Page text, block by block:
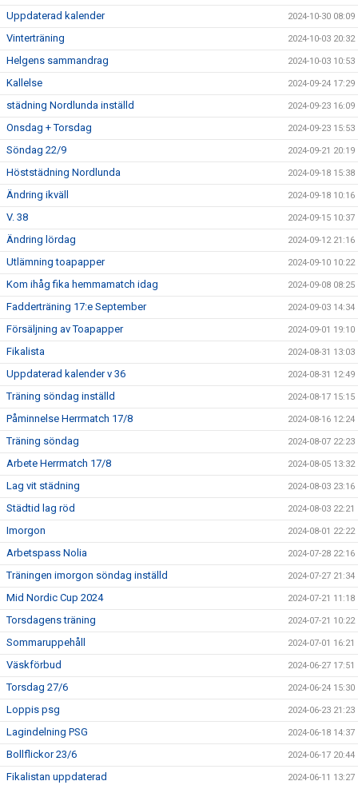
Uppdaterad kalender 2024-10-30 08:09
Vinterträning 2024-10-03 20:32
Helgens sammandrag 2024-10-03 10:53
Kallelse 2024-09-24 17:29
städning Nordlunda inställd 2024-09-23 16:09
Onsdag + Torsdag 2024-09-23 15:53
Söndag 22/9 2024-09-21 20:19
Höststädning Nordlunda 2024-09-18 15:38
Ändring ikväll 2024-09-18 10:16
V. 38 2024-09-15 10:37
Ändring lördag 2024-09-12 21:16
Utlämning toapapper 2024-09-10 10:22
Kom ihåg fika hemmamatch idag 2024-09-08 08:25
Fadderträning 17:e September 2024-09-03 14:34
Försäljning av Toapapper 2024-09-01 19:10
Fikalista 2024-08-31 13:03
Uppdaterad kalender v 36 2024-08-31 12:49
Träning söndag inställd 2024-08-17 15:15
Påminnelse Herrmatch 17/8 2024-08-16 12:24
Träning söndag 2024-08-07 22:23
Arbete Herrmatch 17/8 2024-08-05 13:32
Lag vit städning 2024-08-03 23:16
Städtid lag röd 2024-08-03 22:21
Imorgon 2024-08-01 22:22
Arbetspass Nolia 2024-07-28 22:16
Träningen imorgon söndag inställd 2024-07-27 21:34
Mid Nordic Cup 2024 2024-07-21 11:18
Torsdagens träning 2024-07-21 10:22
Sommaruppehåll 2024-07-01 16:21
Väskförbud 2024-06-27 17:51
Torsdag 27/6 2024-06-24 15:30
Loppis psg 2024-06-23 21:23
Lagindelning PSG 2024-06-18 14:37
Bollflickor 23/6 2024-06-17 20:44
Fikalistan uppdaterad 2024-06-11 13:27